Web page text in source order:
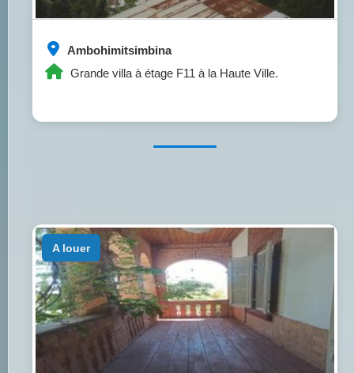
Ambohimitsimbina
Grande villa à étage F11 à la Haute Ville.
a louer